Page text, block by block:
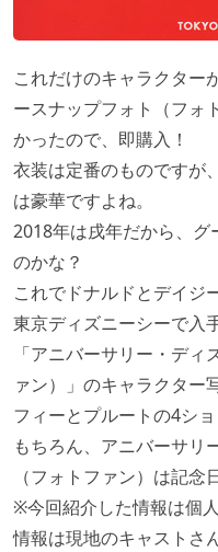
これだけのキャラクター
ースナップフォト（フォ
かったので、即購入！
衣装は定番のものですが
は豪華ですよね。
2018年は戌年だから、
のかな？
これでドナルドとデイジ
東京ディズニーシーで入
「アニバーサリー・デ
ァン）」のキャラクター
フィーとプルートの4シ
もちろん、アニバーサリ
（フォトファン）は記念
※今回紹介した情報は個
情報は現地のキャストさ